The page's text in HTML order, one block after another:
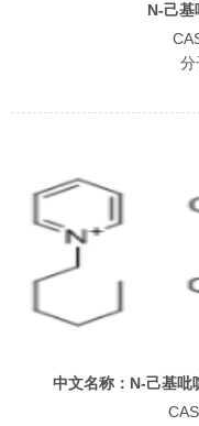
N-己
分
中文名称：N-己基